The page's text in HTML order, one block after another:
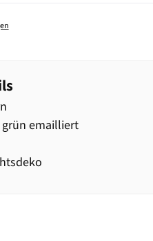
emailliert